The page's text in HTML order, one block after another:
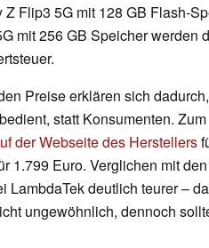
Flip3 5G mit 128 GB Flash-
mit 256 GB Speicher werden
Preise erklären sich
statt Konsumenten.
der Webseite des Herstellers
1.799 Euro. Verglichen mit den
LambdaTek deutlich teurer –
ungewöhnlich, dennoch